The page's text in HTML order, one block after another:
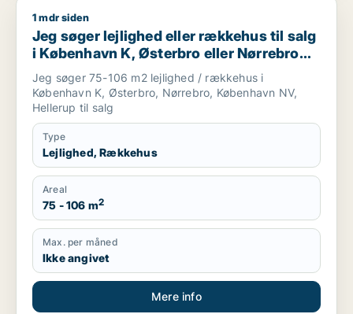
Jeg søger lejlighed eller rækkehus til salg i København K,
1 mdr siden
Jeg søger lejlighed eller rækkehus til salg
i København K, Østerbro eller Nørrebro
m.fl.
Jeg søger 75-106 m2 lejlighed / rækkehus i
København K, Østerbro, Nørrebro, København NV,
Hellerup til salg
Type
Lejlighed, Rækkehus
Areal
75 - 106 m2
Max. per måned
Ikke angivet
Mere info